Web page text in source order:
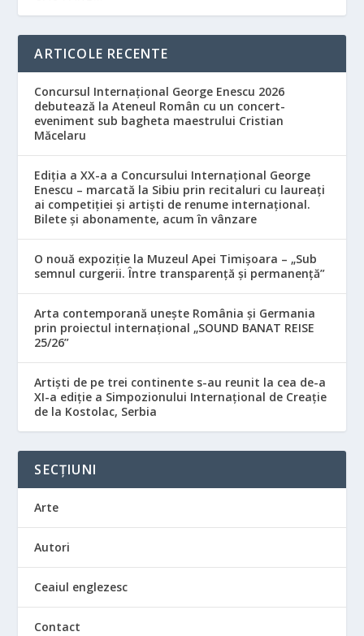
ARTICOLE RECENTE
Concursul Internațional George Enescu 2026
debutează la Ateneul Român cu un concert-
eveniment sub bagheta maestrului Cristian
Măcelaru
Ediția a XX-a a Concursului Internațional George
Enescu – marcată la Sibiu prin recitaluri cu laureați
ai competiției și artiști de renume internațional.
Bilete și abonamente, acum în vânzare
O nouă expoziție la Muzeul Apei Timișoara – „Sub
semnul curgerii. Între transparență și permanență”
Arta contemporană unește România și Germania
prin proiectul internațional „SOUND BANAT REISE
25/26”
Artiști de pe trei continente s-au reunit la cea de-a
XI-a ediție a Simpozionului Internațional de Creație
de la Kostolac, Serbia
SECȚIUNI
Arte
Autori
Ceaiul englezesc
Contact